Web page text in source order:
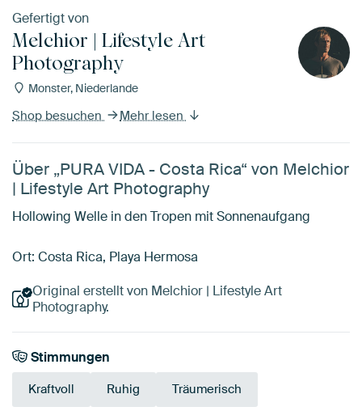
Gefertigt von
Melchior | Lifestyle Art
Photography
Monster, Niederlande
Shop besuchen Mehr lesen
Über „PURA VIDA - Costa Rica“ von Melchior
| Lifestyle Art Photography
Hollowing Welle in den Tropen mit Sonnenaufgang
Ort: Costa Rica, Playa Hermosa
Original erstellt von Melchior | Lifestyle Art
Photography.
Stimmungen
Kraftvoll Ruhig Träumerisch